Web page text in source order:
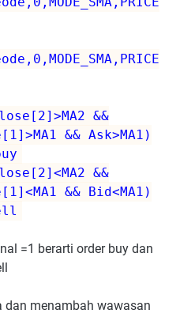
&&
&& Ask>MA1)
&&
&& Bid<MA1)
=1 berarti order buy dan
menambah wawasan